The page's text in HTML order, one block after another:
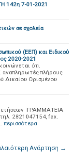
142η 7-01-2021
σε σχολεία
(ΕΕΠ) και Ειδικού
2020-2021
ότι
αναπληρωτές πλήρους
Δικαίου Ορισμένου
ΓΡΑΜΜΑΤΕΙΑ
2821047154, fax.
περισσότερα
Ανάρτηση →